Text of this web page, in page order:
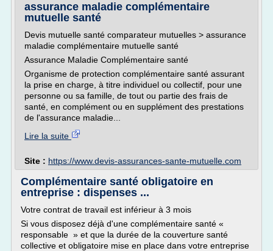
assurance maladie complémentaire
mutuelle santé
Devis mutuelle santé comparateur mutuelles > assurance
maladie complémentaire mutuelle santé
Assurance Maladie Complémentaire santé
Organisme de protection complémentaire santé assurant
la prise en charge, à titre individuel ou collectif, pour une
personne ou sa famille, de tout ou partie des frais de
santé, en complément ou en supplément des prestations
de l'assurance maladie...
Lire la suite
Site : https://www.devis-assurances-sante-mutuelle.com
Complémentaire santé obligatoire en
entreprise : dispenses ...
Votre contrat de travail est inférieur à 3 mois
Si vous disposez déjà d'une complémentaire santé «
responsable » et que la durée de la couverture santé
collective et obligatoire mise en place dans votre entreprise